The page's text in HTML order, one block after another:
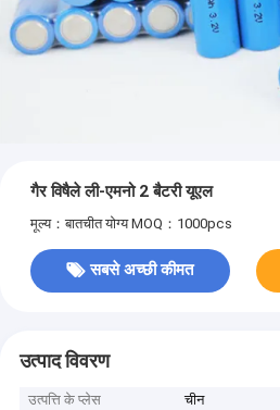
गैर विषैले ली-एमनो 2 बैटरी यूएल
मूल्य：बातचीत योग्य MOQ：1000pcs
सबसे अच्छी कीमत
उत्पाद विवरण
उत्पत्ति के प्लेस
चीन